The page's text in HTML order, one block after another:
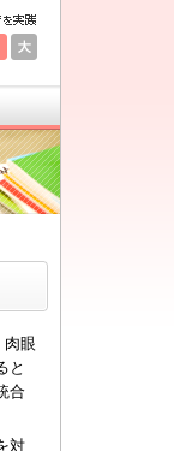
肉眼
と
合
対